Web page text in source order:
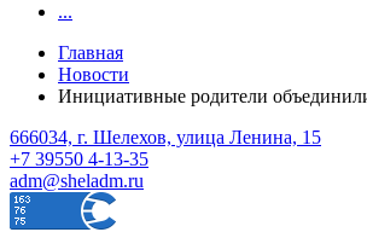
...
Главная
Новости
Инициативные родители
666034, г. Шелехов, улица Ленина, 15
+7 39550 4-13-35
adm@sheladm.ru